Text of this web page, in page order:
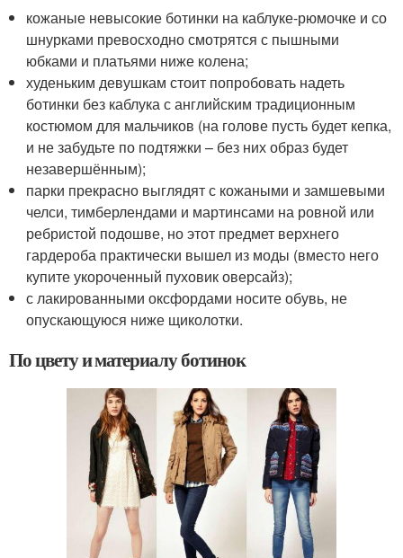
кожаные невысокие ботинки на каблуке-рюмочке и со
шнурками превосходно смотрятся с пышными
юбками и платьями ниже колена;
худеньким девушкам стоит попробовать надеть
ботинки без каблука с английским традиционным
костюмом для мальчиков (на голове пусть будет кепка,
и не забудьте по подтяжки – без них образ будет
незавершённым);
парки прекрасно выглядят с кожаными и замшевыми
челси, тимберлендами и мартинсами на ровной или
ребристой подошве, но этот предмет верхнего
гардероба практически вышел из моды (вместо него
купите укороченный пуховик оверсайз);
с лакированными оксфордами носите обувь, не
опускающуюся ниже щиколотки.
По цвету и материалу ботинок